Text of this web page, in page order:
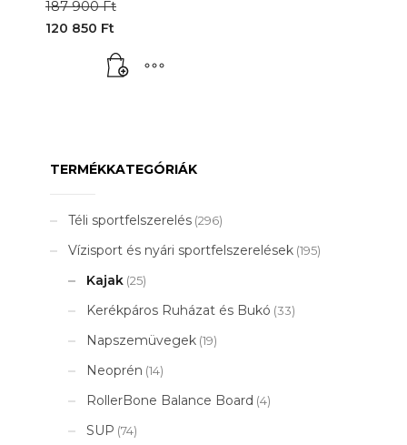
187 900Ft
900 Ft.
120 850 Ft
TERMÉKKATEGÓRIÁK
Téli sportfelszerelés (296)
Vízisport és nyári sportfelszerelések (195)
Kajak (25)
Kerékpáros Ruházat és Bukó (33)
Napszemüvegek (19)
Neoprén (14)
RollerBone Balance Board (4)
SUP (74)